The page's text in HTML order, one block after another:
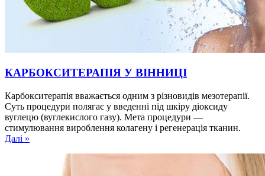
КАРБОКСИТЕРАПІЯ У ВІННИЦІ
Карбокситерапія вважається одним з різновидів мезотерапії.
Суть процедури полягає у введенні під шкіру діоксиду
вуглецю (вуглекислого газу). Мета процедури —
стимулювання вироблення колагену і регенерація тканин.
Далі »